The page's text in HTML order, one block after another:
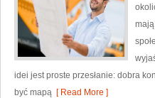
idei jest proste przesłanie: dobra
być mapą [ Read More ]